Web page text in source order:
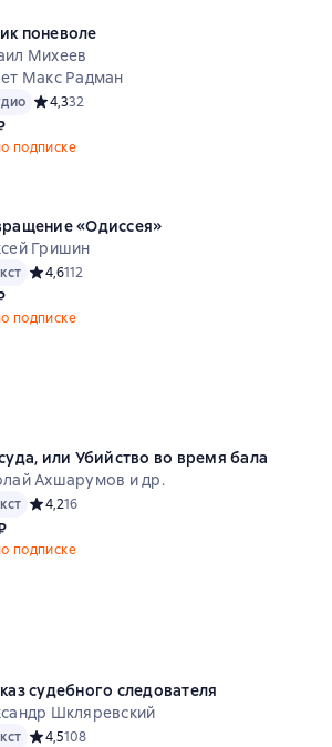
поневоле
Михеев
Макс Радман
Средний рейтинг 4,3 на основе 32 оценок
4,332
подписке
«Одиссея»
Гришин
Средний рейтинг 4,6 на основе 112 оценок
4,6112
подписке
или Убийство во время бала
Ахшарумов и др.
Средний рейтинг 4,2 на основе 16 оценок
4,216
подписке
судебного следователя
Шкляревский
Средний рейтинг 4,5 на основе 108 оценок
4,5108